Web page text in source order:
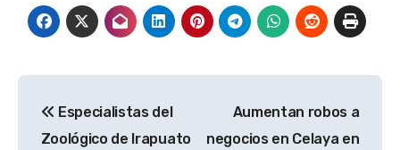
de
Especialistas del
Zoológico de Irapuato
Aumentan robos a
negocios en Celaya en